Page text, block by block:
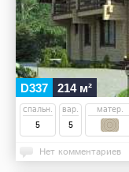
D337 214 м²
спальн.
5
вар.
5
матер.
Нет комментариев